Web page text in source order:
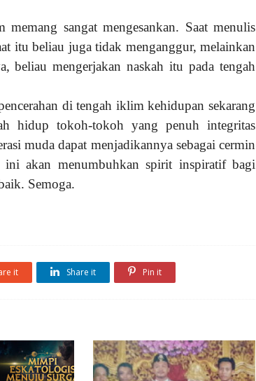
sangat mengesankan. Saat menulis
itu beliau juga tidak menganggur, melainkan
beliau mengerjakan naskah itu pada tengah
di tengah iklim kehidupan sekarang
hidup tokoh-tokoh yang penuh integritas
muda dapat menjadikannya sebagai cermin
ini akan menumbuhkan spirit inspiratif bagi
Semoga.
it Share it Pin it